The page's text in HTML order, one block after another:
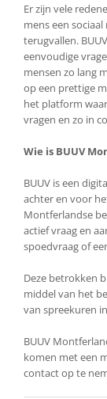
Er zijn vele
mens een
terugvallen.
eenvoudige
mensen zo lang
op een prettige
het platform
vragen en zo in
Wie is BUUV
BUUV is een
achter en voor
Montferlandse
actief vraag en
spoedvraag of
Deze betrokken
middel van het
van spreekuren
BUUV
komen met een
contact op te